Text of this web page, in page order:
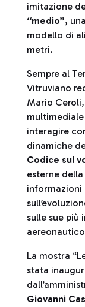
imitazione
“medio”,
modello di
metri.
Sempre al
Vitruviano
Mario Ceroli,
interagire
dinamiche
Codice sul
esterne
informazioni
sulle sue
La mostra
stata
Giovanni